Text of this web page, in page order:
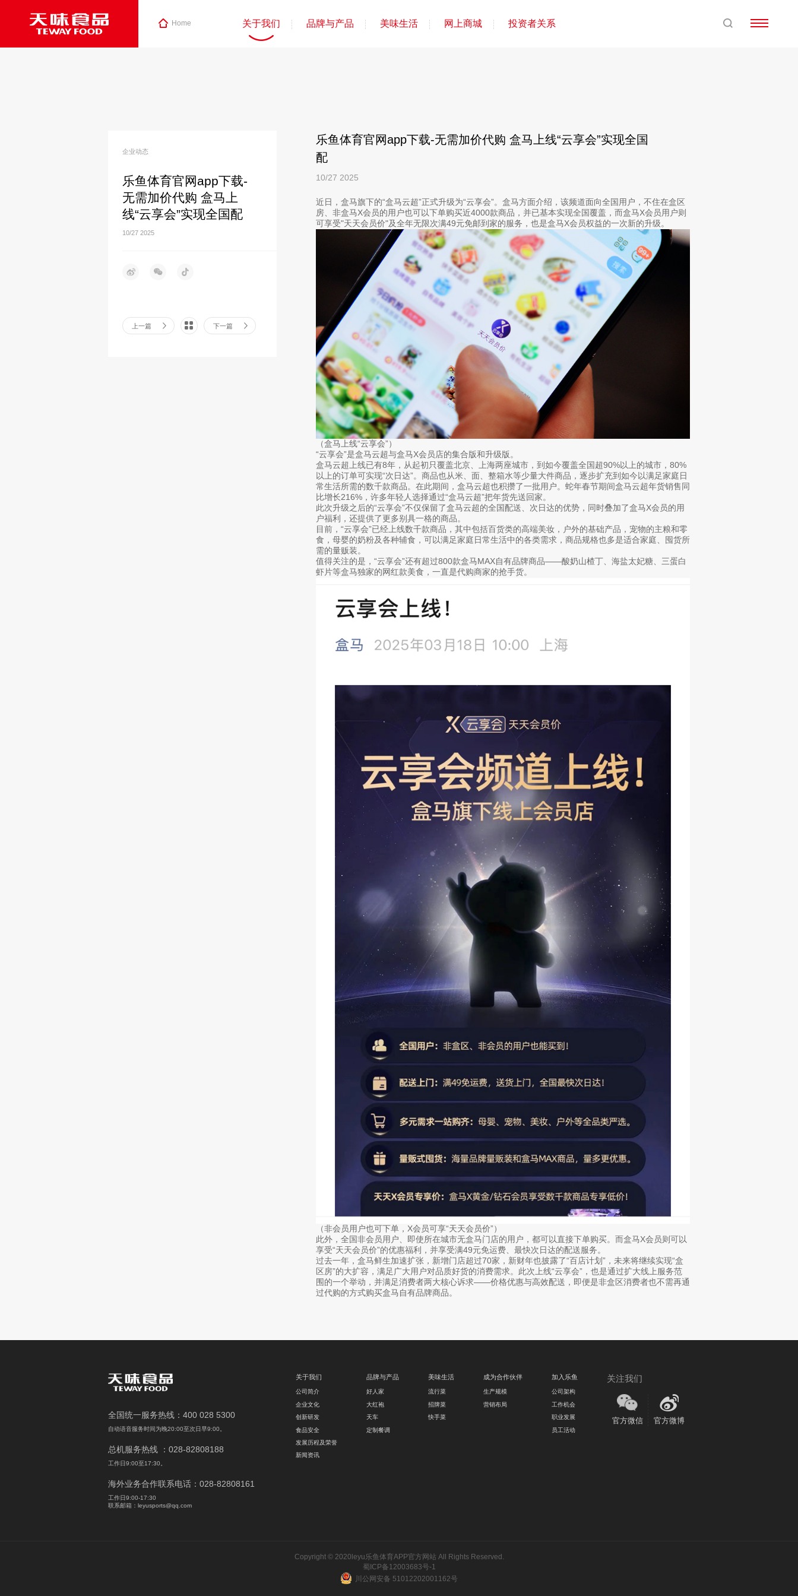
Home 关于我们 品牌与产品 美味生活 网上商城 投资者关系
企业动态
乐鱼体育官网app下载-
无需加价代购 盒马上
线“云享会”实现全国配
10/27 2025
上一篇 下一篇
乐鱼体育官网app下载-无需加价代购 盒马上线“云享会”实现全国
配
10/27 2025
近日，盒马旗下的“盒马云超”正式升级为“云享会”。盒马方面介绍，该频道面向全国用户，不住在盒区
房、非盒马X会员的用户也可以下单购买近4000款商品，并已基本实现全国覆盖，而盒马X会员用户则
可享受"天天会员价"及全年无限次满49元免邮到家的服务，也是盒马X会员权益的一次新的升级。
（盒马上线“云享会”）
“云享会”是盒马云超与盒马X会员店的集合版和升级版。
盒马云超上线已有8年，从起初只覆盖北京、上海两座城市，到如今覆盖全国超90%以上的城市，80%
以上的订单可实现“次日达”。商品也从米、面、整箱水等少量大件商品，逐步扩充到如今以满足家庭日
常生活所需的数千款商品。在此期间，盒马云超也积攒了一批用户。蛇年春节期间盒马云超年货销售同
比增长216%，许多年轻人选择通过“盒马云超”把年货先送回家。
此次升级之后的“云享会”不仅保留了盒马云超的全国配送、次日达的优势，同时叠加了盒马X会员的用
户福利，还提供了更多别具一格的商品。
目前，“云享会”已经上线数千款商品，其中包括百货类的高端美妆，户外的基础产品，宠物的主粮和零
食，母婴的奶粉及各种辅食，可以满足家庭日常生活中的各类需求，商品规格也多是适合家庭、囤货所
需的量贩装。
值得关注的是，“云享会”还有超过800款盒马MAX自有品牌商品——酸奶山楂丁、海盐太妃糖、三蛋白
虾片等盒马独家的网红款美食，一直是代购商家的抢手货。
（非会员用户也可下单，X会员可享“天天会员价”）
此外，全国非会员用户、即使所在城市无盒马门店的用户，都可以直接下单购买。而盒马X会员则可以
享受“天天会员价”的优惠福利，并享受满49元免运费、最快次日达的配送服务。
过去一年，盒马鲜生加速扩张，新增门店超过70家，新财年也披露了“百店计划”，未来将继续实现“盒
区房”的大扩容，满足广大用户对品质好货的消费需求。此次上线“云享会”，也是通过扩大线上服务范
围的一个举动，并满足消费者两大核心诉求——价格优惠与高效配送，即便是非盒区消费者也不需再通
过代购的方式购买盒马自有品牌商品。
全国统一服务热线：400 028 5300
自动语音服务时间为晚20:00至次日早9:00。
总机服务热线 ：028-82808188
工作日9:00至17:30。
海外业务合作联系电话：028-82808161
工作日9:00-17:30
联系邮箱：leyusports@qq.com
关注我们
官方微信 官方微博
关于我们
公司简介
企业文化
创新研发
食品安全
发展历程及荣誉
新闻资讯
品牌与产品
好人家
大红袍
天车
定制餐调
美味生活
流行菜
招牌菜
快手菜
成为合作伙伴
生产规模
营销布局
加入乐鱼
公司架构
工作机会
职业发展
员工活动
Copyright © 2020leyu乐鱼体育APP官方网站 All Rights Reserved.
蜀ICP备12003683号-1
川公网安备 51012202001162号